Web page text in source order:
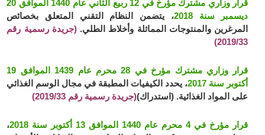
قرار وزاري مشترك مؤرخ في 12 ربيع الثاني عام 1440 الموافق 20
ديسمبر سنة 2018
، يتضمن النظام التقني المتعلق بخصائص
المرغرين والمنتوجات المماثلة وأخلاط الطلي.(جريدة رسمية رقم
2019/33)
قرار وزاري مشترك مؤرخ في 28 محرم عام 1439 الموافق 19
أكتوبر سنة 2017
، يحدد الكيفيات المطبقة في مجال الوسم الغذائي
على المواد الغذائية. (استدراك)(جريدة رسمية رقم 2019/33)
قرار مؤرخ في 4 محرم عام 1440 الموافق 13 أكتوبر سنة 2018
،